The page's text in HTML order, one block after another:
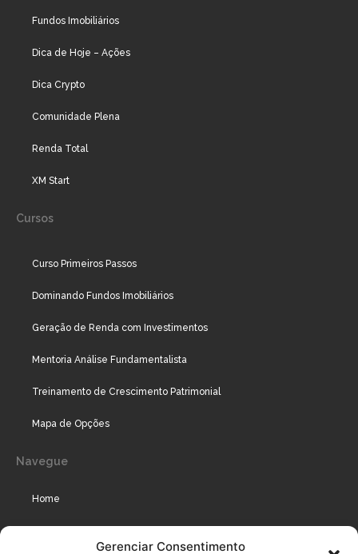
Gerenciar Consentimento
Fundos Imobiliários
Dica de Hoje – Ações
Dica Crypto
Comunidade Plena
Renda Total
XM Start
Cursos
Curso Primeiros Passos
Dominando Fundos Imobiliários
Geração de Renda com Investimentos
Mentoria Análise Fundamentalista
Treinamento de Crescimento Patrimonial
Mapa de Opções
Navegue
Home